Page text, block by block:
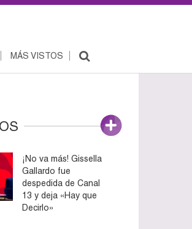
MÁS VISTOS
¡No va más! Gissella
Gallardo fue
despedida de Canal
13 y deja «Hay que
Decirlo»